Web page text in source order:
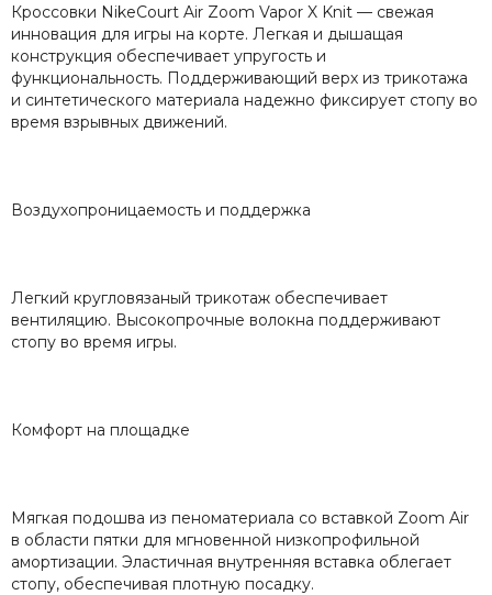
Кроссовки NikeCourt Air Zoom Vapor X Knit — свежая
инновация для игры на корте. Легкая и дышащая
конструкция обеспечивает упругость и
функциональность. Поддерживающий верх из трикотажа
и синтетического материала надежно фиксирует стопу во
время взрывных движений.
Воздухопроницаемость и поддержка
Легкий кругловязаный трикотаж обеспечивает
вентиляцию. Высокопрочные волокна поддерживают
стопу во время игры.
Комфорт на площадке
Мягкая подошва из пеноматериала со вставкой Zoom Air
в области пятки для мгновенной низкопрофильной
амортизации. Эластичная внутренняя вставка облегает
стопу, обеспечивая плотную посадку.